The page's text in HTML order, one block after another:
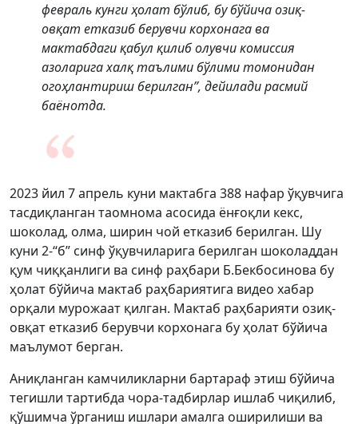
февраль кунги ҳолат бўлиб, бу бўйича озиқ-
овқат етказиб берувчи корхонага ва
мактабдаги қабул қилиб олувчи комиссия
азоларига халқ таълими бўлими томонидан
огоҳлантириш берилган”, дейилади расмий
баёнотда.
2023 йил 7 апрель куни мактабга 388 нафар ўқувчига
тасдиқланган таомнома асосида ёнғоқли кекс,
шоколад, олма, ширин чой етказиб берилган. Шу
куни 2-“б” синф ўқувчиларига берилган шоколаддан
қум чиққанлиги ва синф раҳбари Б.Бекбосинова бу
ҳолат бўйича мактаб раҳбариятига видео хабар
орқали мурожаат қилган. Мактаб раҳбарияти озиқ-
овқат етказиб берувчи корхонага бу ҳолат бўйича
маълумот берган.
Аниқланган камчиликларни бартараф этиш бўйича
тегишли тартибда чора-тадбирлар ишлаб чиқилиб,
қўшимча ўрганиш ишлари амалга оширилиши ва